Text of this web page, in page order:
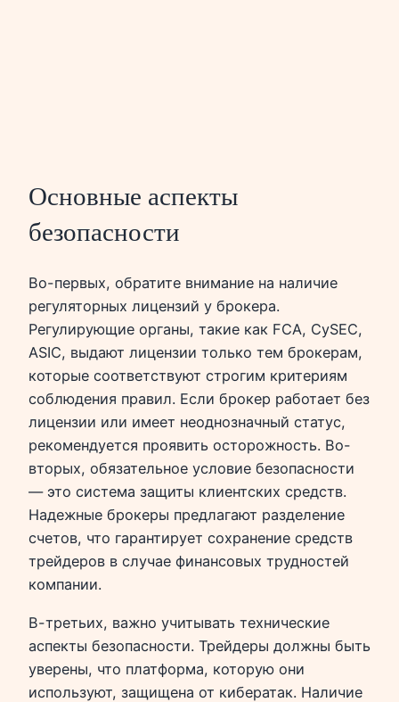
Основные аспекты
безопасности
Во-первых, обратите внимание на наличие
регуляторных лицензий у брокера.
Регулирующие органы, такие как FCA, CySEC,
ASIC, выдают лицензии только тем брокерам,
которые соответствуют строгим критериям
соблюдения правил. Если брокер работает без
лицензии или имеет неоднозначный статус,
рекомендуется проявить осторожность. Во-
вторых, обязательное условие безопасности
— это система защиты клиентских средств.
Надежные брокеры предлагают разделение
счетов, что гарантирует сохранение средств
трейдеров в случае финансовых трудностей
компании.
В-третьих, важно учитывать технические
аспекты безопасности. Трейдеры должны быть
уверены, что платформа, которую они
используют, защищена от кибератак. Наличие